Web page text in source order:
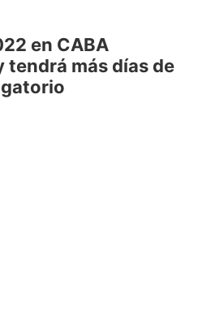
en CABA
tendrá más días de